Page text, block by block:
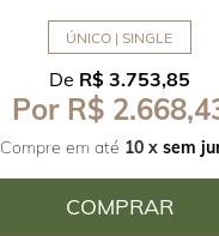
ÚNICO | SINGLE
De R$ 3.753,85
Por R$
Compre em até 10 x sem
COMPRAR